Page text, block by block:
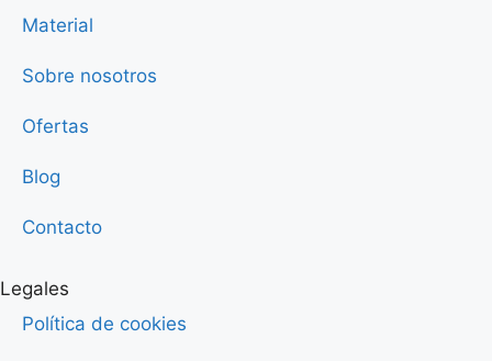
Material
Sobre nosotros
Ofertas
Blog
Contacto
Legales
Política de cookies